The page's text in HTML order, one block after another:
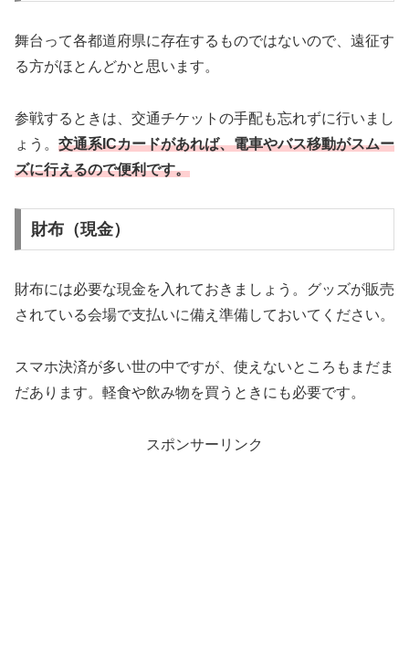
舞台って各都道府県に存在するものではないので、遠征す
る方がほとんどかと思います。
参戦するときは、交通チケットの手配も忘れずに行いまし
ょう。 交通系ICカードがあれば、電車やバス移動がスムー
ズに行えるので便利です。
財布（現金）
財布には必要な現金を入れておきましょう。グッズが販売
されている会場で支払いに備え準備しておいてください。
スマホ決済が多い世の中ですが、使えないところもまだま
だあります。軽食や飲み物を買うときにも必要です。
スポンサーリンク